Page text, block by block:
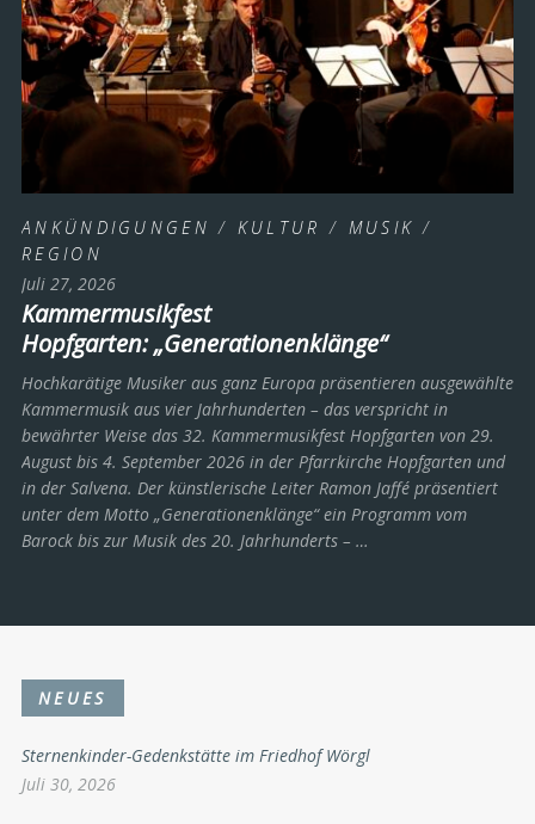
ANKÜNDIGUNGEN / KULTUR / MUSIK /
REGION
Juli 27, 2026
Kammermusikfest
Hopfgarten: „Generationenklänge“
Hochkarätige Musiker aus ganz Europa präsentieren ausgewählte
Kammermusik aus vier Jahrhunderten – das verspricht in
bewährter Weise das 32. Kammermusikfest Hopfgarten von 29.
August bis 4. September 2026 in der Pfarrkirche Hopfgarten und
in der Salvena. Der künstlerische Leiter Ramon Jaffé präsentiert
unter dem Motto „Generationenklänge“ ein Programm vom
Barock bis zur Musik des 20. Jahrhunderts ­– …
NEUES
Sternenkinder-Gedenkstätte im Friedhof Wörgl
Juli 30, 2026